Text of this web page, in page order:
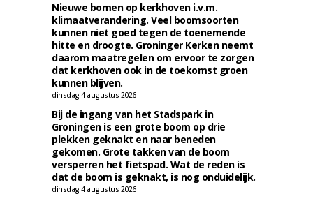
Nieuwe bomen op kerkhoven i.v.m.
klimaatverandering. Veel boomsoorten
kunnen niet goed tegen de toenemende
hitte en droogte. Groninger Kerken neemt
daarom maatregelen om ervoor te zorgen
dat kerkhoven ook in de toekomst groen
kunnen blijven.
dinsdag 4 augustus 2026
Bij de ingang van het Stadspark in
Groningen is een grote boom op drie
plekken geknakt en naar beneden
gekomen. Grote takken van de boom
versperren het fietspad. Wat de reden is
dat de boom is geknakt, is nog onduidelijk.
dinsdag 4 augustus 2026